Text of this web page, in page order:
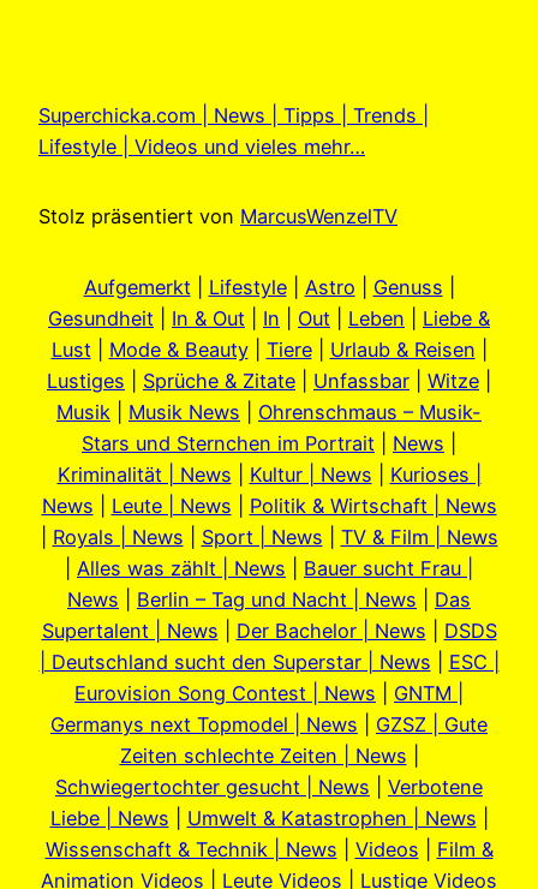
Superchicka.com | News | Tipps | Trends |
Lifestyle | Videos und vieles mehr…
Stolz präsentiert von MarcusWenzelTV
Aufgemerkt| Lifestyle| Astro Genuss
Gesundheit
In & Out In Out Leben
Liebe &
Lust| Mode & Beauty| Tiere| Urlaub & Reisen
Lustiges
Sprüche & Zitate Unfassbar Witze
Musik
Musik News
Ohrenschmaus – Musik-
Stars und Sternchen im Portrait
News
Kriminalität | News
Kultur | News
Kurioses |
News
Leute | News
Politik & Wirtschaft | News
Royals | News Sport | News
TV & Film | News
Alles was zählt | News
Bauer sucht Frau |
News
Berlin – Tag und Nacht | News
Das
Supertalent | News
Der Bachelor | News
DSDS
| Deutschland sucht den Superstar | News
ESC |
Eurovision Song Contest | News
GNTM |
Germanys next Topmodel | News
GZSZ | Gute
Zeiten schlechte Zeiten | News
Schwiegertochter gesucht | News
Verbotene
Liebe | News
Umwelt & Katastrophen | News
Wissenschaft & Technik | News
Videos
Film &
Animation Videos
Leute Videos Lustige Videos